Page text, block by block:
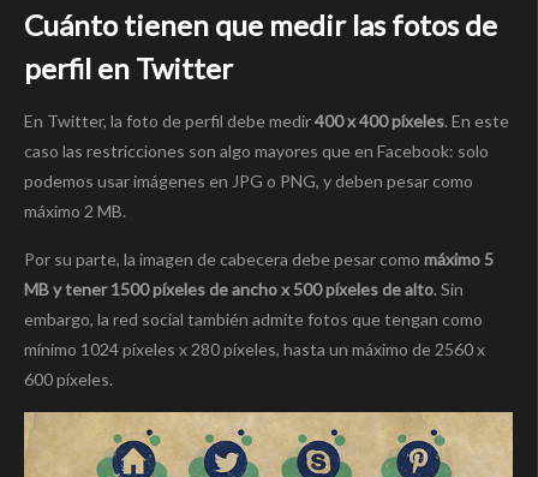
Cuánto tienen que medir las fotos de
perfil en Twitter
En Twitter, la foto de perfil debe medir400 x 400 píxeles. En este
caso las restricciones son algo mayores que en Facebook: solo
podemos usar imágenes en JPG o PNG, y deben pesar como
máximo 2 MB.
Por su parte, la imagen de cabecera debe pesar como máximo 5
MB y tener 1500 píxeles de ancho x 500 píxeles de alto. Sin
embargo, la red social también admite fotos que tengan como
mínimo 1024 píxeles x 280 píxeles, hasta un máximo de 2560 x
600 píxeles.